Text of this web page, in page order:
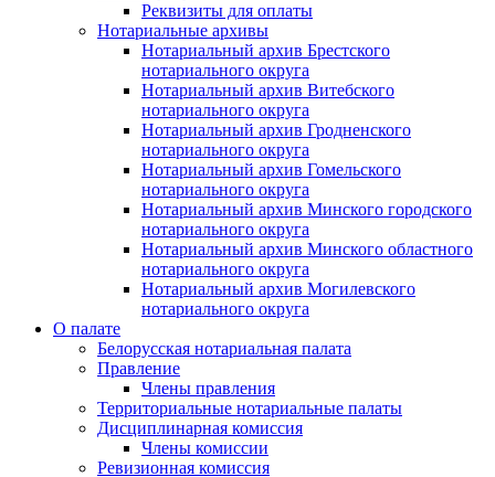
Реквизиты для оплаты
Нотариальные архивы
Нотариальный архив Брестского
нотариального округа
Нотариальный архив Витебского
нотариального округа
Нотариальный архив Гродненского
нотариального округа
Нотариальный архив Гомельского
нотариального округа
Нотариальный архив Минского городского
нотариального округа
Нотариальный архив Минского областного
нотариального округа
Нотариальный архив Могилевского
нотариального округа
О палате
Белорусская нотариальная палата
Правление
Члены правления
Территориальные нотариальные палаты
Дисциплинарная комиссия
Члены комиссии
Ревизионная комиссия